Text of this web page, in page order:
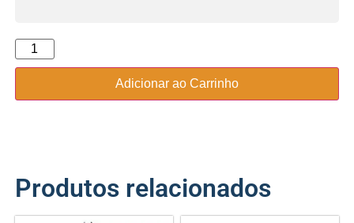
Adicionar ao Carrinho
Produtos relacionados